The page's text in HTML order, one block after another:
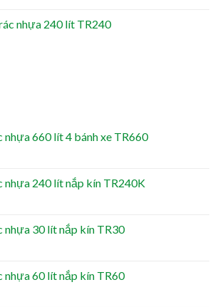
nhựa 240 lít TR240
nhựa 660 lít 4 bánh xe TR660
nhựa 240 lít nắp kín TR240K
nhựa 30 lít nắp kín TR30
nhựa 60 lít nắp kín TR60